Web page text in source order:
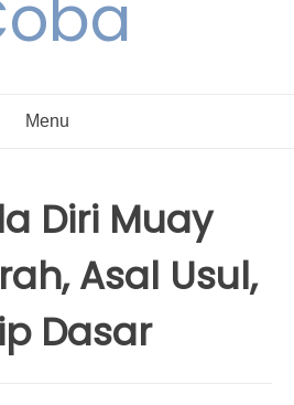
Menu
Diri Muay
Asal Usul,
Dasar